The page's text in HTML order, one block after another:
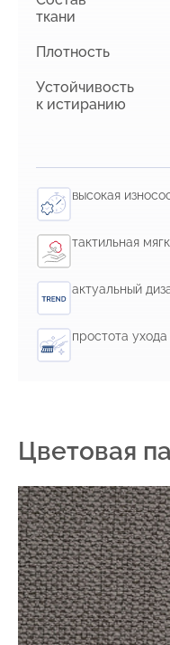
ткани
Плотность
Устойчивость
к истиранию
высокая
тактильная
актуальный
простота ухода
Цветовая